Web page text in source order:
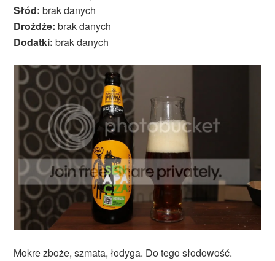
Słód: brak danych
Drożdże: brak danych
Dodatki: brak danych
Mokre zboże, szmata, łodyga. Do tego słodowość.